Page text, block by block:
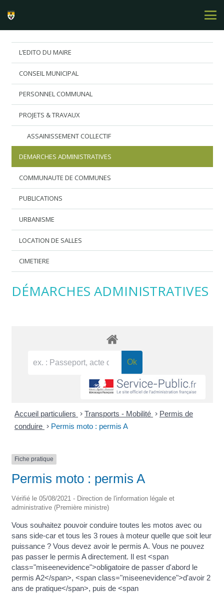
L’EDITO DU MAIRE
CONSEIL MUNICIPAL
PERSONNEL COMMUNAL
PROJETS & TRAVAUX
ASSAINISSEMENT COLLECTIF
DEMARCHES ADMINISTRATIVES
COMMUNAUTE DE COMMUNES
PUBLICATIONS
URBANISME
LOCATION DE SALLES
CIMETIERE
DÉMARCHES ADMINISTRATIVES
Accueil particuliers > Transports - Mobilité > Permis de
conduire > Permis moto : permis A
Fiche pratique
Permis moto : permis A
Vérifié le 05/08/2021 - Direction de l'information légale et
administrative (Première ministre)
Vous souhaitez pouvoir conduire toutes les motos avec ou
sans side-car et tous les 3 roues à moteur quelle que soit leur
puissance ? Vous devez avoir le permis A. Vous ne pouvez
pas passer le permis A directement. Il est <span
class="miseenevidence">obligatoire de passer d'abord le
permis A2</span>, <span class="miseenevidence">d'avoir 2
ans de pratique</span>, puis de <span